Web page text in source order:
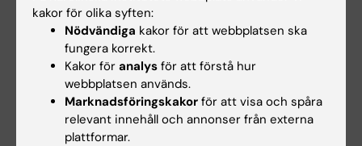
återgång i arbete
De deltagande forskarna, tillsammans med
medlemmar ur den rådgivande gruppen, samlades
den 20 februari 2026 för ett uppstartsmöte för
Stockholms Centrum för återgång i arbete. Under
dagen fördes gemensamma diskussioner och
planering kring projektets mål, upplägg och
kommande arbete.
kakor för olika syften:
Nödvändiga kakor för att webbplatsen ska
fungera korrekt.
Kakor för analys för att förstå hur
webbplatsen används.
Marknadsföringskakor för att visa och spåra
relevant innehåll och annonser från externa
plattformar.